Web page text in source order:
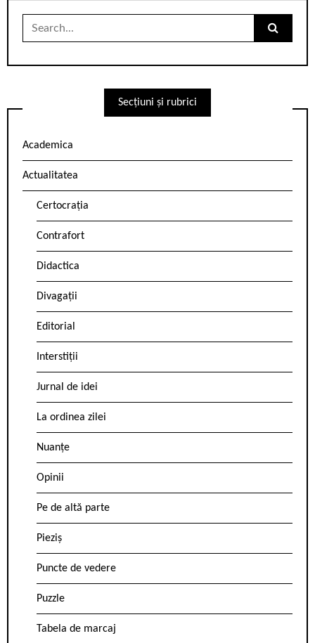
Search
Secțiuni și rubrici
Academica
Actualitatea
Certocrația
Contrafort
Didactica
Divagații
Editorial
Interstiții
Jurnal de idei
La ordinea zilei
Nuanțe
Opinii
Pe de altă parte
Pieziș
Puncte de vedere
Puzzle
Tabela de marcaj